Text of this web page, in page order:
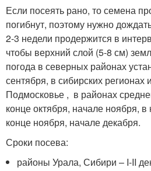
Если посеять рано, то семена
погибнут, поэтому нужно
2-3 недели продержится в
чтобы верхний слой (5-8 см)
погода в северных районах
сентября, в сибирских регионах
Подмосковье , в районах
конце октября, начале ноября,
конце ноября, начале декабря.
Сроки посева:
районы Урала, Сибири – I-II